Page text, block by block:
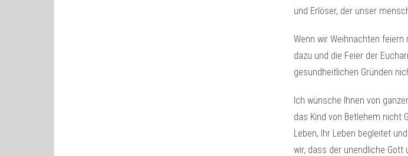
und Erlöser, der unser
Wenn wir Weihnachten
dazu und die Feier der
gesundheitlichen Gründen
Ich wünsche Ihnen von
das Kind von Betlehem nicht
Leben, Ihr Leben begleitet
wir, dass der unendliche